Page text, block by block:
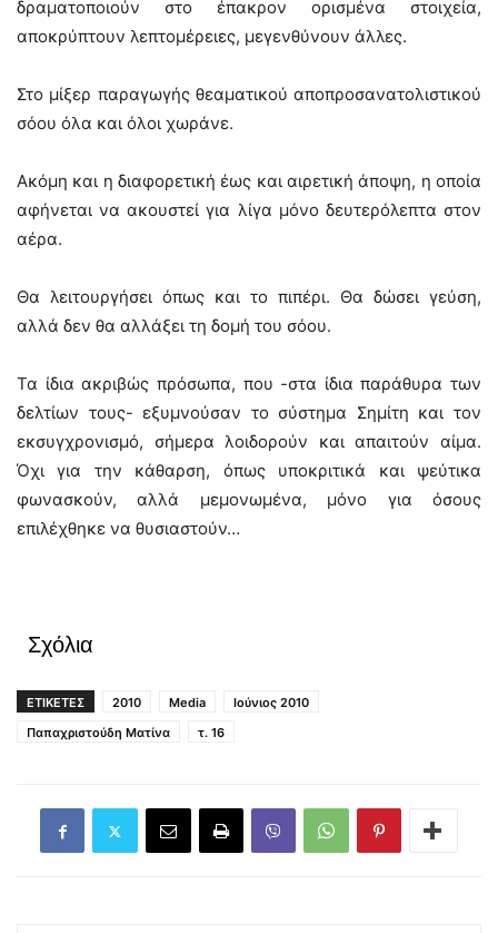
δραματοποιούν στο έπακρον ορισμένα στοιχεία,
αποκρύπτουν λεπτομέρειες, μεγενθύνουν άλλες.
Στο μίξερ παραγωγής θεαματικού αποπροσανατολιστικού
σόου όλα και όλοι χωράνε.
Ακόμη και η διαφορετική έως και αιρετική άποψη, η οποία
αφήνεται να ακουστεί για λίγα μόνο δευτερόλεπτα στον
αέρα.
Θα λειτουργήσει όπως και το πιπέρι. Θα δώσει γεύση,
αλλά δεν θα αλλάξει τη δομή του σόου.
Τα ίδια ακριβώς πρόσωπα, που -στα ίδια παράθυρα των
δελτίων τους- εξυμνούσαν το σύστημα Σημίτη και τον
εκσυγχρονισμό, σήμερα λοιδορούν και απαιτούν αίμα.
Όχι για την κάθαρση, όπως υποκριτικά και ψεύτικα
φωνασκούν, αλλά μεμονωμένα, μόνο για όσους
επιλέχθηκε να θυσιαστούν…
Σχόλια
ΕΤΙΚΕΤΕΣ 2010 Media
Ιούνιος 2010
Παπαχριστούδη Ματίνα
τ. 16